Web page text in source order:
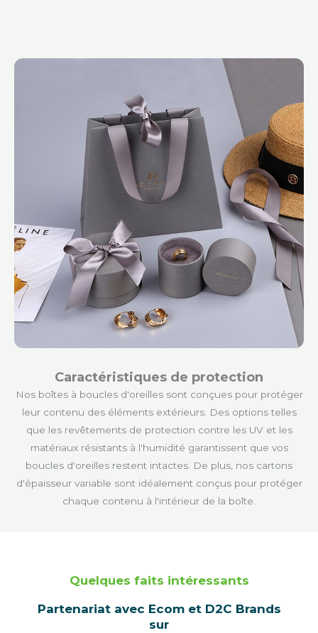
Caractéristiques de protection
Nos boîtes à boucles d'oreilles sont conçues pour protéger
leur contenu des éléments extérieurs. Des options telles
que les revêtements de protection contre les UV et les
matériaux résistants à l'humidité garantissent que vos
boucles d'oreilles restent intactes. De plus, nos cartons
d'épaisseur variable sont idéalement conçus pour protéger
chaque contenu à l'intérieur de la boîte.
Quelques faits intéressants
Partenariat avec Ecom et D2C Brands
sur